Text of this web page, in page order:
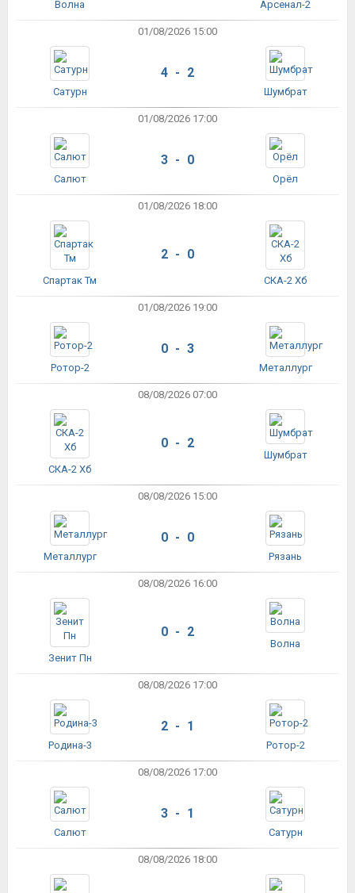
Волна Арсенал-2
01/08/2026 15:00
Сатурн
4 - 2
Шумбрат
01/08/2026 17:00
Салют
3 - 0
Орёл
01/08/2026 18:00
Спартак Тм
2 - 0
СКА-2 Хб
01/08/2026 19:00
Ротор-2
0 - 3
Металлург
08/08/2026 07:00
СКА-2 Хб
0 - 2
Шумбрат
08/08/2026 15:00
Металлург
0 - 0
Рязань
08/08/2026 16:00
Зенит Пн
0 - 2
Волна
08/08/2026 17:00
Родина-3
2 - 1
Ротор-2
08/08/2026 17:00
Салют
3 - 1
Сатурн
08/08/2026 18:00